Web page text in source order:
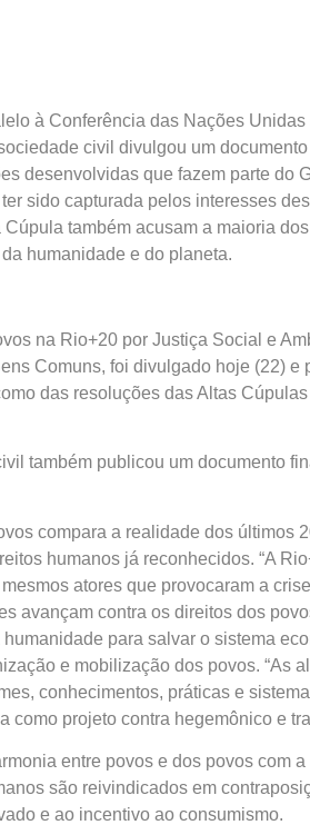
à Conferência das Nações Unidas
civil divulgou um
desenvolvidas que fazem parte do
sido capturada pelos interesses
também acusam a maioria
humanidade e do planeta.
na Rio+20 por Justiça Social e
Comuns, foi divulgado hoje (22) e
das resoluções das Altas
também publicou um documento
compara a realidade dos últimos
humanos já reconhecidos. “A
atores que provocaram a
avançam contra os direitos dos
para salvar o sistema
e mobilização dos povos. “As
conhecimentos, práticas e
como projeto contra hegemônico e
entre povos e dos povos com
são reivindicados em
e ao incentivo ao consumismo.